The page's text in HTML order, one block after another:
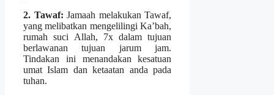
2. Tawaf: Jamaah melakukan Tawaf,
yang melibatkan mengelilingi Ka’bah,
rumah suci Allah, 7x dalam tujuan
berlawanan tujuan jarum jam.
Tindakan ini menandakan kesatuan
umat Islam dan ketaatan anda pada
tuhan.